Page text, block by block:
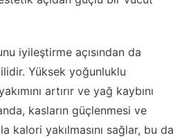
iyileştirme açısından da
Yüksek yoğunluklu
artırır ve yağ kaybını
kasların güçlenmesi ve
kalori yakılmasını sağlar, bu da